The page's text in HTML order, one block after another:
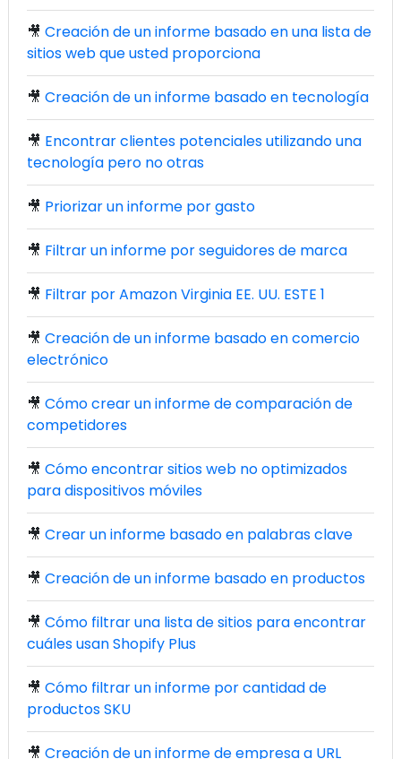
🎥 Creación de un informe basado en una lista de
sitios web que usted proporciona
🎥 Creación de un informe basado en tecnología
🎥 Encontrar clientes potenciales utilizando una
tecnología pero no otras
🎥 Priorizar un informe por gasto
🎥 Filtrar un informe por seguidores de marca
🎥 Filtrar por Amazon Virginia EE. UU. ESTE 1
🎥 Creación de un informe basado en comercio
electrónico
🎥 Cómo crear un informe de comparación de
competidores
🎥 Cómo encontrar sitios web no optimizados
para dispositivos móviles
🎥 Crear un informe basado en palabras clave
🎥 Creación de un informe basado en productos
🎥 Cómo filtrar una lista de sitios para encontrar
cuáles usan Shopify Plus
🎥 Cómo filtrar un informe por cantidad de
productos SKU
🎥 Creación de un informe de empresa a URL